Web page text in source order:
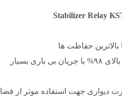
حفاظت ها
دارای تلفات بسیار کم و راندمان بالای ۹۸% با جریان بی باری بسیار
دیواری جهت استفاده موثر از فضا